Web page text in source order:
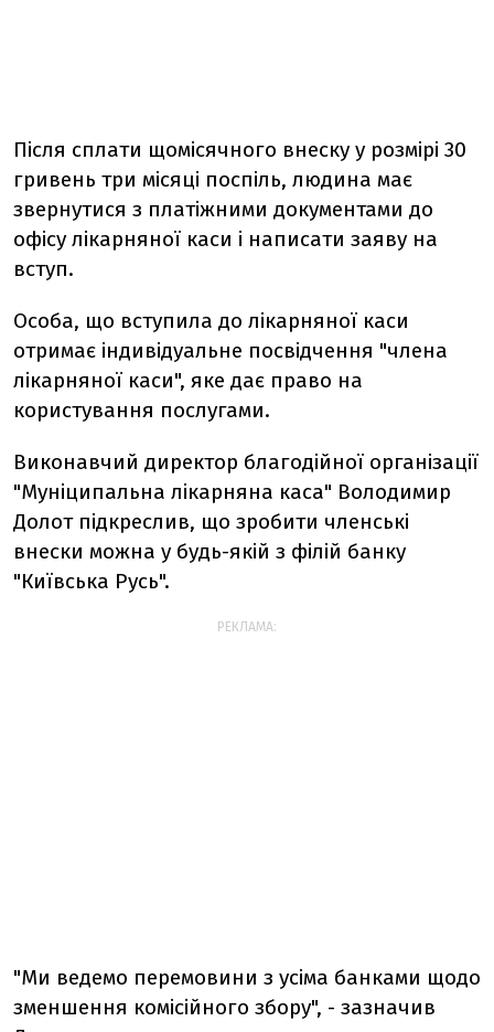
Після сплати щомісячного внеску у розмірі 30
гривень три місяці поспіль, людина має
звернутися з платіжними документами до
офісу лікарняної каси і написати заяву на
вступ.
Особа, що вступила до лікарняної каси
отримає індивідуальне посвідчення "члена
лікарняної каси", яке дає право на
користування послугами.
Виконавчий директор благодійної організації
"Муніципальна лікарняна каса" Володимир
Долот підкреслив, що зробити членські
внески можна у будь-якій з філій банку
"Київська Русь".
РЕКЛАМА:
"Ми ведемо перемовини з усіма банками щодо
зменшення комісійного збору", - зазначив